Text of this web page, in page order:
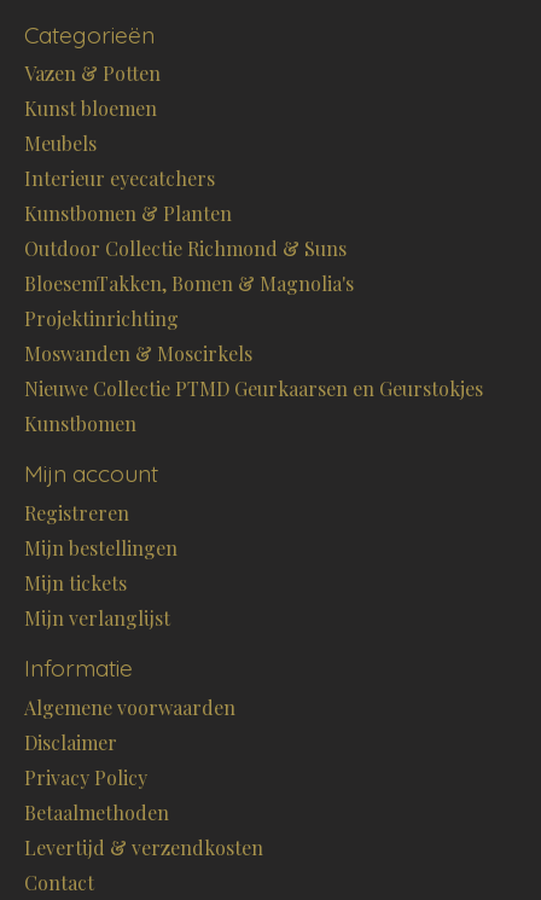
Categorieën
Vazen & Potten
Kunst bloemen
Meubels
Interieur eyecatchers
Kunstbomen & Planten
Outdoor Collectie Richmond & Suns
BloesemTakken, Bomen & Magnolia's
Projektinrichting
Moswanden & Moscirkels
Nieuwe Collectie PTMD Geurkaarsen en Geurstokjes
Kunstbomen
Mijn account
Registreren
Mijn bestellingen
Mijn tickets
Mijn verlanglijst
Informatie
Algemene voorwaarden
Disclaimer
Privacy Policy
Betaalmethoden
Levertijd & verzendkosten
Contact